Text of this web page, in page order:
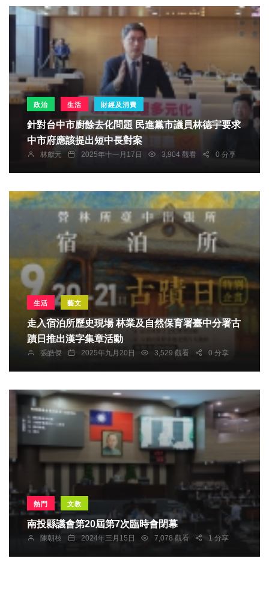
政治 生活 財經及消費
針對台中市廚餘去化問題 民進黨市議員林德宇要求
中市府應該提出短中長對案
林獻元 2025年十一月17日 3,904 觀看 0 分享
生活 藝文
走入宿泊所歷史現場 林業及自然保育署臺中分署古
蹟日推出漢字集章活動
張皓傑 2025年九月20日 3,529 觀看 0 分享
熱門 文教
南投縣議會第20屆第7次臨時會閉幕
陳朝枝 2024年三月15日 7,078 觀看 1 分享